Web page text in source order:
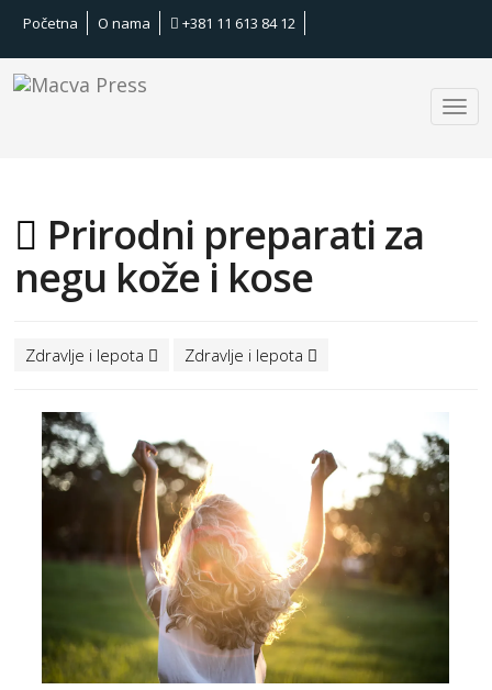
Početna O nama +381 11 613 84 12
Prirodni preparati za
negu kože i kose
Zdravlje i lepota Zdravlje i lepota